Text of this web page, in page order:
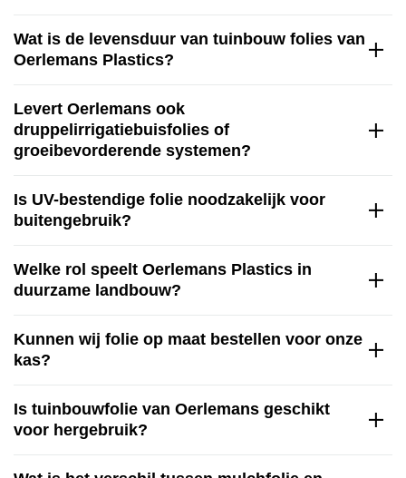
Wat is de levensduur van tuinbouw folies van
Oerlemans Plastics?
Levert Oerlemans ook
druppelirrigatiebuisfolies of
groeibevorderende systemen?
Is UV-bestendige folie noodzakelijk voor
buitengebruik?
Welke rol speelt Oerlemans Plastics in
duurzame landbouw?
Kunnen wij folie op maat bestellen voor onze
kas?
Is tuinbouwfolie van Oerlemans geschikt
voor hergebruik?